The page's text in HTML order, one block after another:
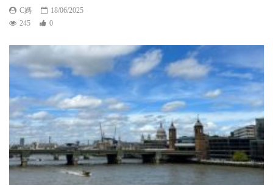
C媽
18/06/2025
245
0